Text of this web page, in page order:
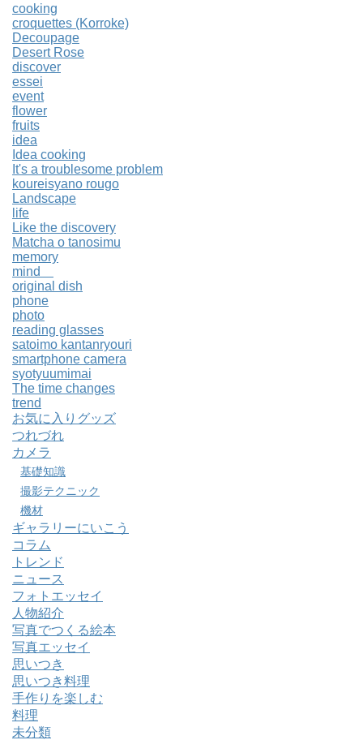
cooking
croquettes (Korroke)
Decoupage
Desert Rose
discover
essei
event
flower
fruits
idea
Idea cooking
It's a troublesome problem
koureisyano rougo
Landscape
life
Like the discovery
Matcha o tanosimu
memory
mind
original dish
phone
photo
reading glasses
satoimo kantanryouri
smartphone camera
syotyuumimai
The time changes
trend
お気に入りグッズ
つれづれ
カメラ
基礎知識
撮影テクニック
機材
ギャラリーにいこう
コラム
トレンド
ニュース
フォトエッセイ
人物紹介
写真でつくる絵本
写真エッセイ
思いつき
思いつき料理
手作りを楽しむ
料理
未分類